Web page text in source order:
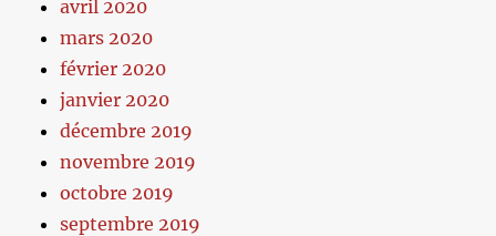
avril 2020
mars 2020
février 2020
janvier 2020
décembre 2019
novembre 2019
octobre 2019
septembre 2019